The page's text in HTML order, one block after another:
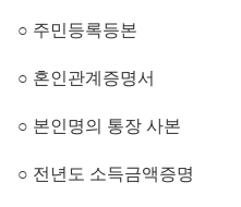
○ 주민등록등본
○ 혼인관계증명서
○ 본인명의 통장 사본
○ 전년도 소득금액증명